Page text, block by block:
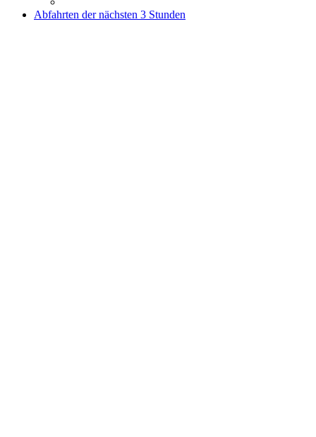
Abfahrten der nächsten 3 Stunden